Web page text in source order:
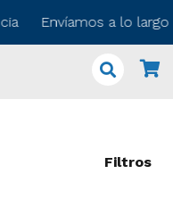
Envíamos a lo
Filtros